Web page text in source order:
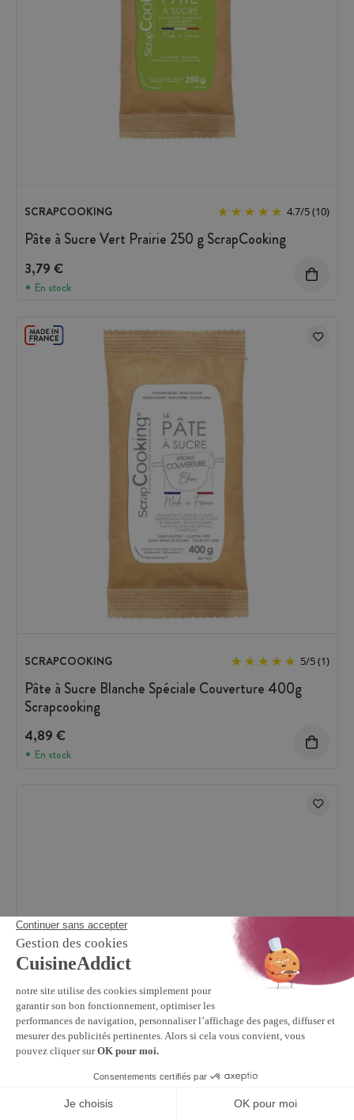
SCRAPCOOKING 4.7/5(10)
Pâte à Sucre Vert Prairie 250 g ScrapCooking
3,79 €
En stock
SCRAPCOOKING 5/5(1)
Pâte à Sucre Blanche Spéciale Couverture 400g
Scrapcooking
4,89 €
En stock